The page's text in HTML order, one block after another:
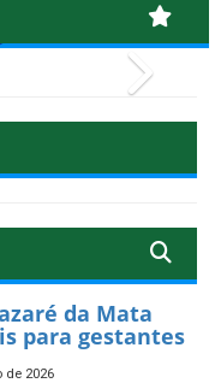
da Mata
para gestantes
de 2026